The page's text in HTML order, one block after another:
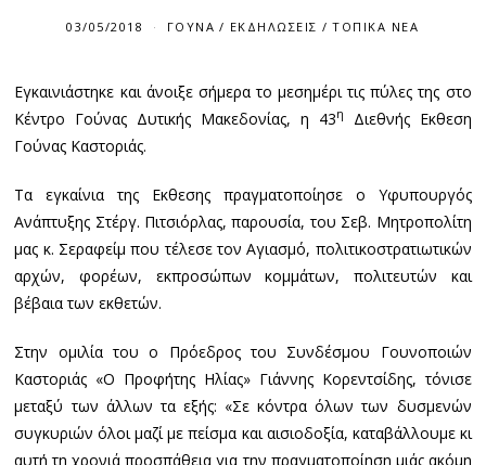
03/05/2018 ΓΟΎΝΑ / ΕΚΔΗΛΏΣΕΙΣ / ΤΟΠΙΚΆ ΝΈΑ
Εγκαινιάστηκε και άνοιξε σήμερα το μεσημέρι τις πύλες της στο
Κέντρο Γούνας Δυτικής Μακεδονίας, η 43η
Διεθνής Εκθεση
Γούνας Καστοριάς.
Τα εγκαίνια της Εκθεσης πραγματοποίησε ο Υφυπουργός
Ανάπτυξης Στέργ. Πιτσιόρλας, παρουσία, του Σεβ. Μητροπολίτη
μας κ. Σεραφείμ που τέλεσε τον Αγιασμό, πολιτικοστρατιωτικών
αρχών, φορέων, εκπροσώπων κομμάτων, πολιτευτών και
βέβαια των εκθετών.
Στην ομιλία του ο Πρόεδρος του Συνδέσμου Γουνοποιών
Καστοριάς «Ο Προφήτης Ηλίας» Γιάννης Κορεντσίδης, τόνισε
μεταξύ των άλλων τα εξής: «Σε κόντρα όλων των δυσμενών
συγκυριών όλοι μαζί με πείσμα και αισιοδοξία, καταβάλλουμε κι
αυτή τη χρονιά προσπάθεια για την πραγματοποίηση μιάς ακόμη